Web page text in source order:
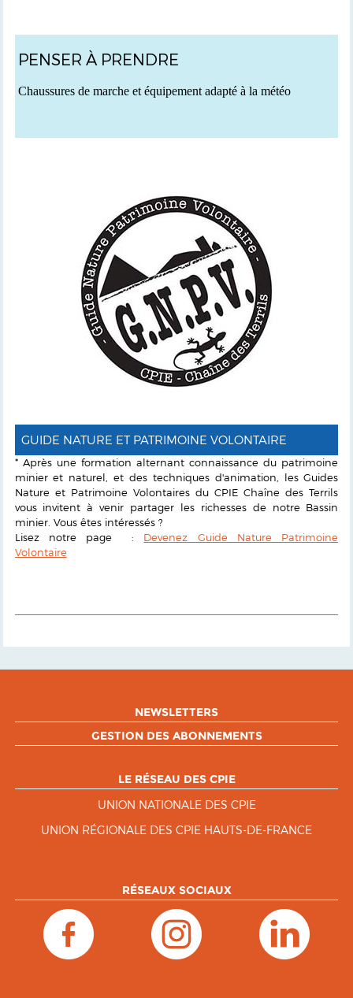
PENSER À PRENDRE
Chaussures de marche et équipement adapté à la météo
GUIDE NATURE ET PATRIMOINE VOLONTAIRE
* Après une formation alternant connaissance du patrimoine
minier et naturel, et des techniques d'animation, les Guides
Nature et Patrimoine Volontaires du CPIE Chaîne des Terrils
vous invitent à venir partager les richesses de notre Bassin
minier. Vous êtes intéressés ?
Lisez notre page : Devenez Guide Nature Patrimoine
Volontaire
NEWSLETTERS
GESTION DES ABONNEMENTS
LE RÉSEAU DES CPIE
UNION NATIONALE DES CPIE
UNION RÉGIONALE DES CPIE HAUTS-DE-FRANCE
RÉSEAUX SOCIAUX